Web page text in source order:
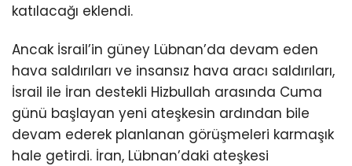
katılacağı eklendi.
Ancak İsrail’in güney Lübnan’da devam eden
hava saldırıları ve insansız hava aracı saldırıları,
İsrail ile İran destekli Hizbullah arasında Cuma
günü başlayan yeni ateşkesin ardından bile
devam ederek planlanan görüşmeleri karmaşık
hale getirdi. İran, Lübnan’daki ateşkesi